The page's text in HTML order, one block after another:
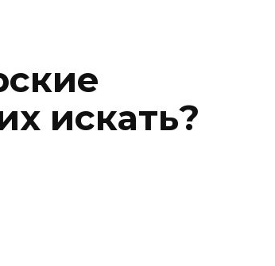
искать?